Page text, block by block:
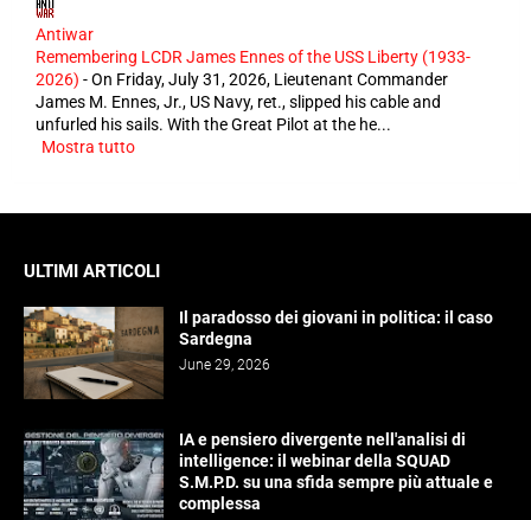
Antiwar
Remembering LCDR James Ennes of the USS Liberty (1933-
2026) -On Friday, July 31, 2026, Lieutenant Commander
James M. Ennes, Jr., US Navy, ret., slipped his cable and
unfurled his sails. With the Great Pilot at the he...
Mostra tutto
ULTIMI ARTICOLI
Il paradosso dei giovani in politica: il caso
Sardegna
June 29, 2026
IA e pensiero divergente nell'analisi di
intelligence: il webinar della SQUAD
S.M.P.D. su una sfida sempre più attuale e
complessa